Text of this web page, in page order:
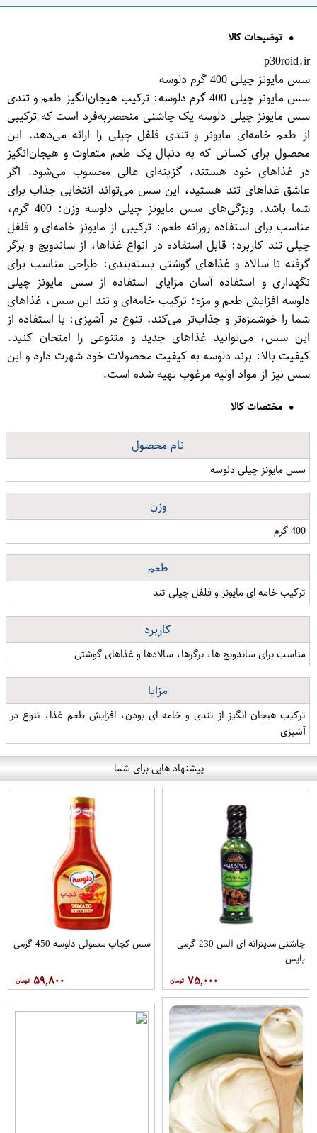
توضیحات کالا
p30roid.ir
سس مایونز چیلی 400 گرم دلوسه
سس مایونز چیلی 400 گرم دلوسه: ترکیب هیجان‌انگیز طعم و تندی
سس مایونز چیلی دلوسه یک چاشنی منحصر‌به‌فرد است که ترکیبی
از طعم خامه‌ای مایونز و تندی فلفل چیلی را ارائه می‌دهد. این
محصول برای کسانی که به دنبال یک طعم متفاوت و هیجان‌انگیز
در غذاهای خود هستند، گزینه‌ای عالی محسوب می‌شود. اگر
عاشق غذاهای تند هستید، این سس می‌تواند انتخابی جذاب برای
شما باشد. ویژگی‌های سس مایونز چیلی دلوسه وزن: 400 گرم،
مناسب برای استفاده روزانه طعم: ترکیبی از مایونز خامه‌ای و فلفل
چیلی تند کاربرد: قابل استفاده در انواع غذاها، از ساندویچ و برگر
گرفته تا سالاد و غذاهای گوشتی بسته‌بندی: طراحی مناسب برای
نگهداری و استفاده آسان مزایای استفاده از سس مایونز چیلی
دلوسه افزایش طعم و مزه: ترکیب خامه‌ای و تند این سس، غذاهای
شما را خوشمزه‌تر و جذاب‌تر می‌کند. تنوع در آشپزی: با استفاده از
این سس، می‌توانید غذاهای جدید و متنوعی را امتحان کنید.
کیفیت بالا: برند دلوسه به کیفیت محصولات خود شهرت دارد و این
سس نیز از مواد اولیه مرغوب تهیه شده است.
مختصات کالا
نام محصول
سس مایونز چیلی دلوسه
وزن
400 گرم
طعم
ترکیب خامه ای مایونز و فلفل چیلی تند
کاربرد
مناسب برای ساندویچ ها، برگرها، سالادها و غذاهای گوشتی
مزایا
ترکیب هیجان انگیز از تندی و خامه ای بودن، افزایش طعم غذا، تنوع در
آشپزی
پیشنهاد هایی برای شما
چاشنی مدیترانه ای آلس 230 گرمی
پاپس
۷۵,۰۰۰
سس کچاپ معمولی دلوسه 450 گرمی
۵۹,۸۰۰